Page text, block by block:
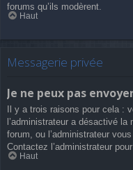
forums qu’ils modèrent.
Haut
Messagerie privée
Je ne peux pas
Il y a trois raisons pour cela :
l’administrateur a désactivé
forum, ou l’administrateur
Contactez l’administrateur
Haut